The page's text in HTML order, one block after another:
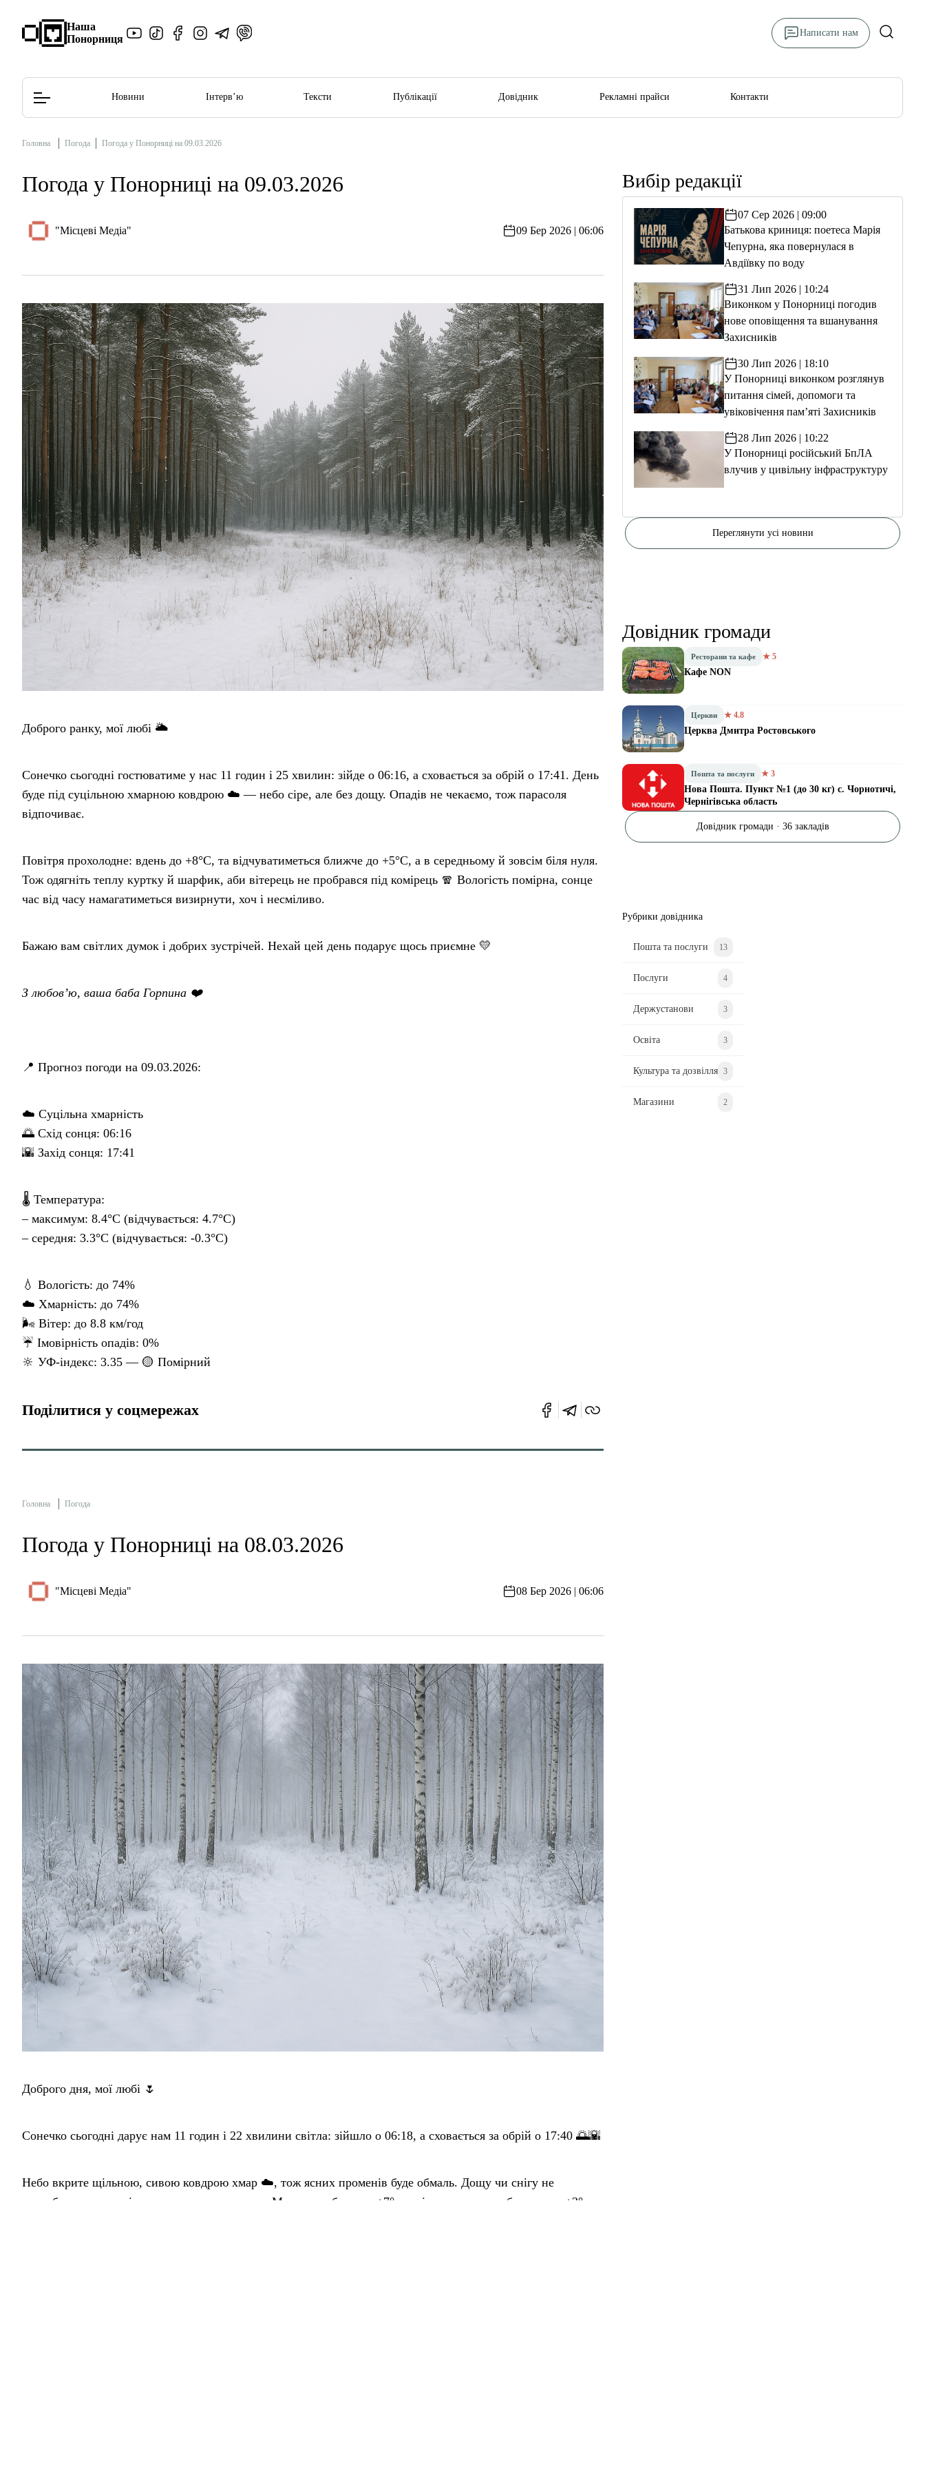
Наша
Понорниця
Написати нам
Редакційна політика
Новини Інтерв’ю Тексти Публікації Довідник Рекламні прайси Контакти
Головна Погода Погода у Понорниці на 09.03.2026
Погода у Понорниці на 09.03.2026
"Місцеві Медіа" 09 Бер 2026 | 06:06
Доброго ранку, мої любі 🌥️
Сонечко сьогодні гостюватиме у нас 11 годин і 25 хвилин: зійде о 06:16, а сховається за обрій о 17:41. День
буде під суцільною хмарною ковдрою ☁️ — небо сіре, але без дощу. Опадів не чекаємо, тож парасоля
відпочиває.
Повітря прохолодне: вдень до +8°C, та відчуватиметься ближче до +5°C, а в середньому й зовсім біля нуля.
Тож одягніть теплу куртку й шарфик, аби вітерець не пробрався під комірець 🧣 Вологість помірна, сонце
час від часу намагатиметься визирнути, хоч і несміливо.
Бажаю вам світлих думок і добрих зустрічей. Нехай цей день подарує щось приємне 💛
З любов’ю, ваша баба Горпина ❤️
📍 Прогноз погоди на 09.03.2026:
☁️ Суцільна хмарність
🌅 Схід сонця: 06:16
🌇 Захід сонця: 17:41
🌡 Температура:
– максимум: 8.4°C (відчувається: 4.7°C)
– середня: 3.3°C (відчувається: -0.3°C)
💧 Вологість: до 74%
☁️ Хмарність: до 74%
🌬 Вітер: до 8.8 км/год
☔ Імовірність опадів: 0%
🔆 УФ-індекс: 3.35 — 🟡 Помірний
Поділитися у соцмережах
Головна Погода
Погода у Понорниці на 08.03.2026
"Місцеві Медіа" 08 Бер 2026 | 06:06
Доброго дня, мої любі 🌷
Сонечко сьогодні дарує нам 11 годин і 22 хвилини світла: зійшло о 06:18, а сховається за обрій о 17:40 🌅🌇
Небо вкрите щільною, сивою ковдрою хмар ☁️, тож ясних променів буде обмаль. Дощу чи снігу не
передбачається, повітря сухе, але прохолодне. Максимум близько +7°, та відчуватиметься ближче до +3°, а
Вибір редакції
07 Сер 2026 | 09:00
Батькова криниця: поетеса Марія
Чепурна, яка повернулася в
Авдіївку по воду
31 Лип 2026 | 10:24
Виконком у Понорниці погодив
нове оповіщення та вшанування
Захисників
30 Лип 2026 | 18:10
У Понорниці виконком розглянув
питання сімей, допомоги та
увіковічення пам’яті Захисників
28 Лип 2026 | 10:22
У Понорниці російський БпЛА
влучив у цивільну інфраструктуру
Переглянути усі новини
Довідник громади
Ресторани та кафе ★ 5
Кафе NON
Церкви ★ 4.8
Церква Дмитра Ростовського
Пошта та послуги ★ 3
Нова Пошта. Пункт №1 (до 30 кг) с. Чорнотичі,
Чернігівська область
Довідник громади · 36 закладів
Рубрики довідника
Пошта та послуги 13
Послуги 4
Держустанови 3
Освіта 3
Культура та дозвілля 3
Магазини 2